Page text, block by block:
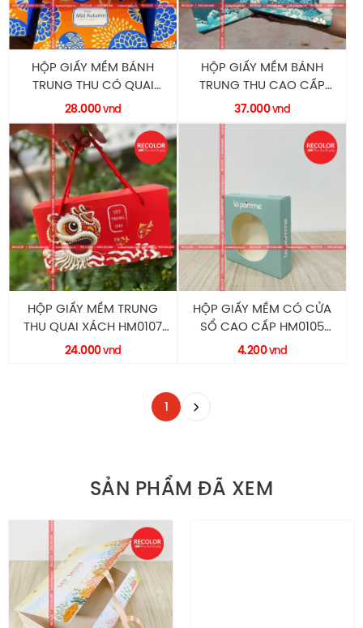
HỘP GIẤY MỀM BÁNH
TRUNG THU CÓ QUAI
XÁCH HM0109 RECOLOR
28.000vnd
HỘP GIẤY MỀM BÁNH
TRUNG THU CAO CẤP
HM0108 RECOLOR
37.000vnd
HỘP GIẤY MỀM TRUNG
THU QUAI XÁCH HM0107
RECOLOR
24.000vnd
HỘP GIẤY MỀM CÓ CỬA
SỔ CAO CẤP HM0105
RECOLOR
4.200vnd
1
SẢN PHẨM ĐÃ XEM